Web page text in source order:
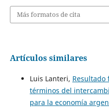
Más formatos de cita
Artículos similares
Luis Lanteri, Resultado
términos del
para la economía